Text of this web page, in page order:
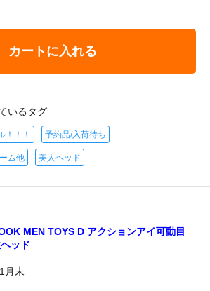
カートに入れる
いるタグ
！！！ 予約品/入荷待ち
ム他 美人ヘッド
MEN TOYS D アクションアイ可動目
ッド
月末